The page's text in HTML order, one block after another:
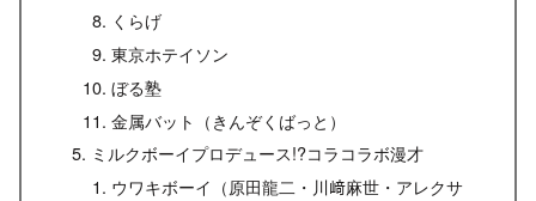
くらげ
東京ホテイソン
ぼる塾
金属バット（きんぞくばっと）
ミルクボーイプロデュース!?コラコラボ漫才
ウワキボーイ（原田龍二・川﨑麻世・アレクサ